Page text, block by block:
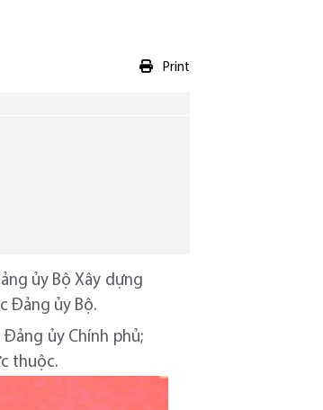
Print
ủy Bộ Xây dựng
Đảng ủy Bộ.
Đảng ủy Chính phủ;
thuộc.